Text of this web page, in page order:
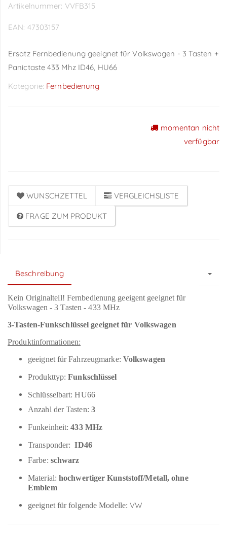
Artikelnummer: VVFB315
EAN: 47303157
Ersatz Fernbedienung geeignet für Volkswagen - 3 Tasten +
Panictaste 433 Mhz ID46, HU66
Kategorie: Fernbedienung
momentan nicht
verfügbar
WUNSCHZETTEL VERGLEICHSLISTE
FRAGE ZUM PRODUKT
Beschreibung
Kein Originalteil! Fernbedienung geeigent geeignet für
Volkswagen - 3 Tasten - 433 MHz
3-Tasten-Funkschlüssel geeignet für Volkswagen
Produktinformationen:
geeignet für Fahrzeugmarke: Volkswagen
Produkttyp:Funkschlüssel
Schlüsselbart: HU66
Anzahl der Tasten: 3
Funkeinheit:433 MHz
Transponder: ID46
Farbe: schwarz
Material: hochwertiger Kunststoff/Metall, ohne
Emblem
geeignet für folgende Modelle:VW